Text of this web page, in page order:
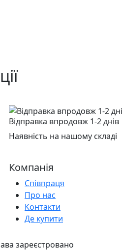
Відправка впродовж 1-2 днів
Наявність на нашому складі
Компанія
Співпраця
Про нас
Контакти
Де купити
зареєстровано